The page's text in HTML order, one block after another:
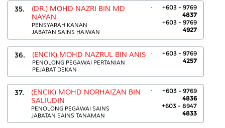
35.
(DR.) MOHD NAZRI BIN MD
NAYAN
PENSYARAH KANAN
JABATAN SAINS HAIWAN
.
+603 - 9769
4837
+603 - 9769
4927
36. (ENCIK) MOHD NAZRUL BIN ANIS
PENOLONG PEGAWAI PERTANIAN
PEJABAT DEKAN
.
+603 - 9769
4257
37.
(ENCIK) MOHD NORHAIZAN BIN
SALIUDIN
PENOLONG PEGAWAI SAINS
JABATAN SAINS TANAMAN
.
+603 - 9769
4836
+603 - 8947
4833